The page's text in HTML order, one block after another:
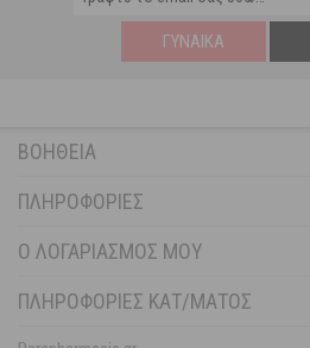
ΓΥΝΑΊΚΑ
ΒΟΉΘΕΙΑ
ΠΛΗΡΟΦΟΡΊΕΣ
Ο ΛΟΓΑΡΙΑΣΜΌΣ ΜΟΥ
ΠΛΗΡΟΦΟΡΙΕΣ ΚΑΤ/ΜΑΤΟΣ